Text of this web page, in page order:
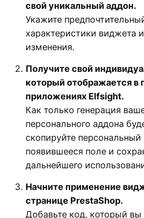
свой уникальный аддон.
Укажите
характеристики виджета
изменения.
Получите свой
который отображается в
приложениях Elfsight.
Как только генерация
персонального аддона
скопируйте персональный
появившееся поле и
дальнейшего
Начните применение
странице PrestaShop.
Добавьте код, который вы